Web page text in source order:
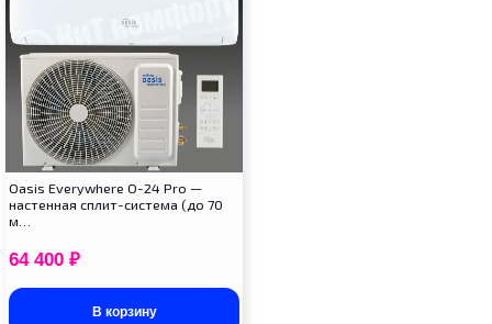
Oasis Everywhere O-24 Pro —
настенная сплит-система (до 70
м…
64 400 ₽
В корзину